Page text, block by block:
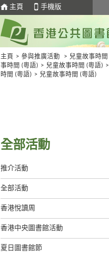
主頁 手機版
主頁 > 參與推廣活動 > 兒童故事時間
事時間 (粵語) > 兒童故事時間 (粵語) >
時間 (粵語) > 兒童故事時間 (粵語)
全部活動
推介活動
全部活動
香港悅讀周
香港中央圖書館活動
夏日圖書館節